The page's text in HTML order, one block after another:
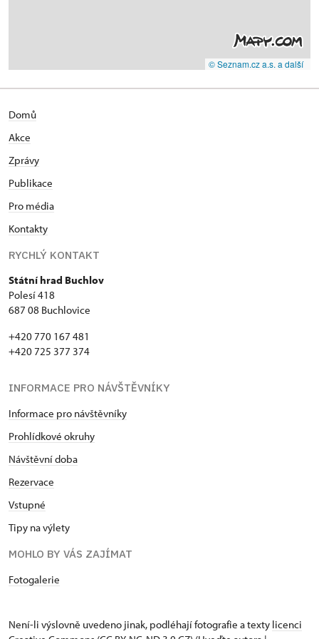
© Seznam.cz a.s. a další
Domů
Akce
Zprávy
Publikace
Pro média
Kontakty
RYCHLÝ KONTAKT
Státní hrad Buchlov
Polesí 418
687 08 Buchlovice
+420 770 167 481
+420 725 377 374
INFORMACE PRO NÁVŠTĚVNÍKY
Informace pro návštěvníky
Prohlídkové okruhy
Návštěvní doba
Rezervace
Vstupné
Tipy na výlety
MOHLO BY VÁS ZAJÍMAT
Fotogalerie
Není-li výslovně uvedeno jinak, podléhají fotografie a texty licenci